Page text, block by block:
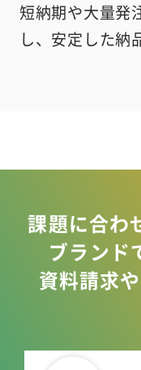
短納期や大量発
し、安定した納
課題に合わ
ブランド
資料請求